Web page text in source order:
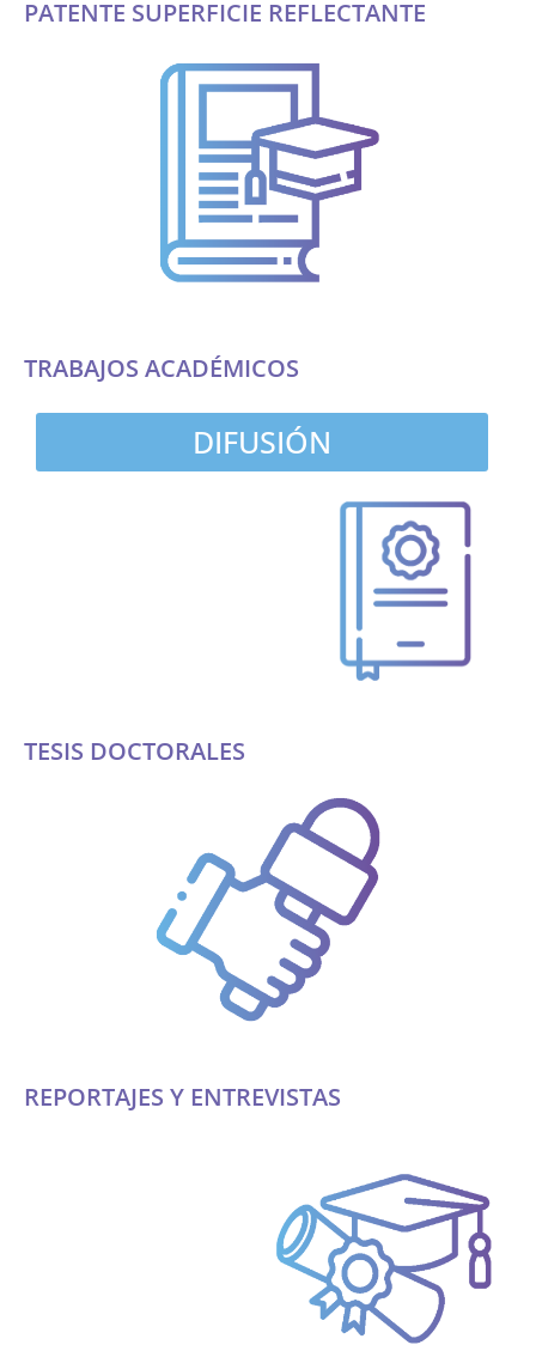
PATENTE SUPERFICIE REFLECTANTE
TRABAJOS ACADÉMICOS
DIFUSIÓN
TESIS DOCTORALES
REPORTAJES Y ENTREVISTAS